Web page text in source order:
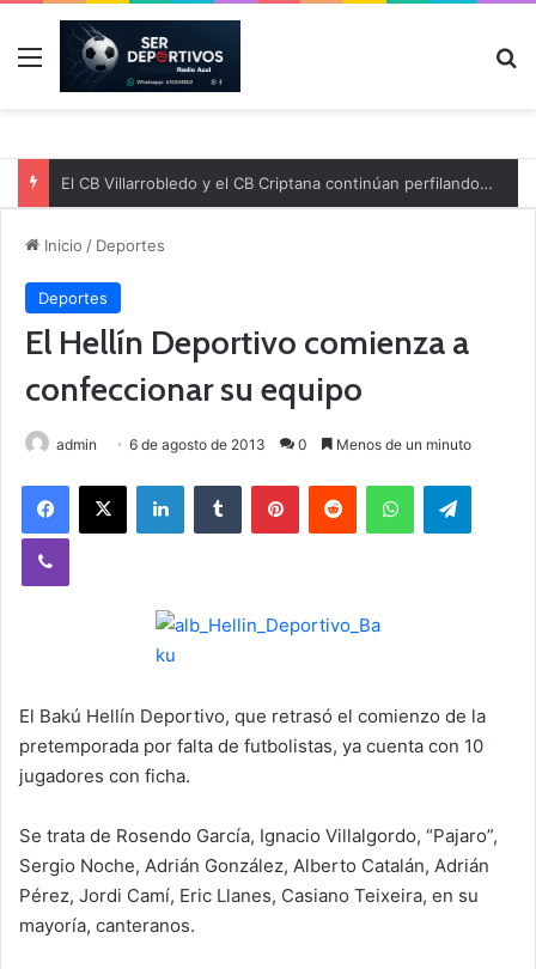
Menú
El CB Villarrobledo y el CB Criptana continúan perfilando sus plantillas
Inicio / Deportes
Deportes
El Hellín Deportivo comienza a
confeccionar su equipo
admin 6 de agosto de 2013 0 Menos de un minuto
El Bakú Hellín Deportivo, que retrasó el comienzo de la
pretemporada por falta de futbolistas, ya cuenta con 10
jugadores con ficha.
Se trata de Rosendo García, Ignacio Villalgordo, “Pajaro”,
Sergio Noche, Adrián González, Alberto Catalán, Adrián
Pérez, Jordi Camí, Eric Llanes, Casiano Teixeira, en su
mayoría, canteranos.